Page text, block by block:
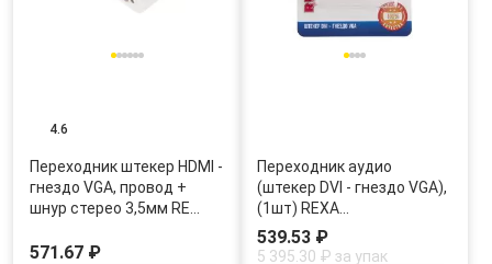
4.6
Переходник штекер HDMI -
гнездо VGA, провод +
шнур стерео 3,5мм RE…
571.67 ₽
Переходник аудио
(штекер DVI - гнездо VGA),
(1шт) REXA…
539.53 ₽
5 395.30 ₽ за упак